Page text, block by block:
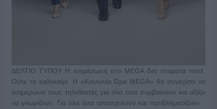
ΔΕΛΤΙΟ ΤΥΠΟΥ H ενημέρωση στο MEGA δεν σταματά ποτέ.
Ούτε το καλοκαίρι. Η «Κοινωνία Ώρα MEGA» θα συνεχίσει να
ενημερώνει τους τηλεθεατές για όλα όσα συμβαίνουν και αξίζει
να γνωρίζουν. Για όλα όσα απασχολούν και προβληματίζουν.